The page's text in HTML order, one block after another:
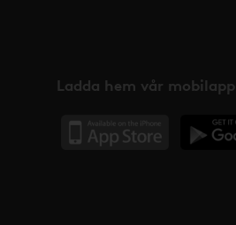
Ladda hem vår mobilapp